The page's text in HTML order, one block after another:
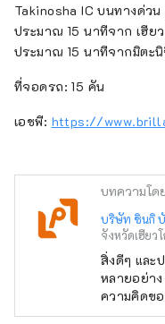
Takinosha IC บนทางด่วน
ประมาณ 15 นาทีจาก เฮีย
ประมาณ 15 นาทีจากมิตะ
ที่จอดรถ: 15 คัน
เอชพี: https://
บทความโด
บริษัท ชินกิ
จังหวัดเฮียว
สิ่งดีๆ และ
หลายอย่าง
ความคิดข
ของคนใน